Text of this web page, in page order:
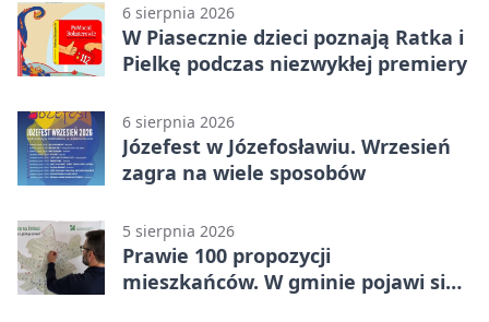
6 sierpnia 2026
W Piasecznie dzieci poznają Ratka i
Pielkę podczas niezwykłej premiery
6 sierpnia 2026
Józefest w Józefosławiu. Wrzesień
zagra na wiele sposobów
5 sierpnia 2026
Prawie 100 propozycji
mieszkańców. W gminie pojawi się